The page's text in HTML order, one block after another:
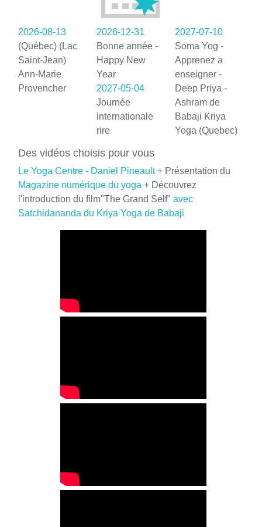
2026-08-13
(Québec) (Lac
Saint-Jean)
Ann-Marie
Provencher
2026-12-31
Bonne année -
Happy New
Year
2027-05-04
Journée
internationale
rire
2027-07-10
Soma Yog -
Apprenez a
enseigner -
Deep Priya -
Ashram de
Babaji Kriya
Yoga (Quebec)
Des vidéos choisis pour vous
Le Yoga Centre - Daniel Pineault+ Présentation du
Magazine numérique du yoga + Découvrez
l'introduction du film"The Grand Self" avec
Satchidananda du Kriya Yoga de Babaji